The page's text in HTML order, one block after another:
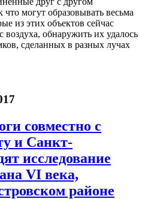
могут образовывать весьма
из этих объектов сейчас
обнаружить их удалось
сделанных в разных лучах
совместно с
и Санкт-
исследование
VI века,
районе